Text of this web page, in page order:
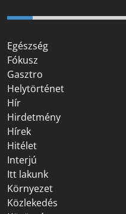
Egészség
Fókusz
Gasztro
Helytörténet
Hír
Hirdetmény
Hírek
Hitélet
Interjú
Itt lakunk
Környezet
Közlekedés